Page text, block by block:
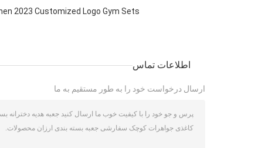
2023 Customized Logo Gym Sets
اطلاعات تماس
ارسال درخواست خود را به طور مستقیم به ما